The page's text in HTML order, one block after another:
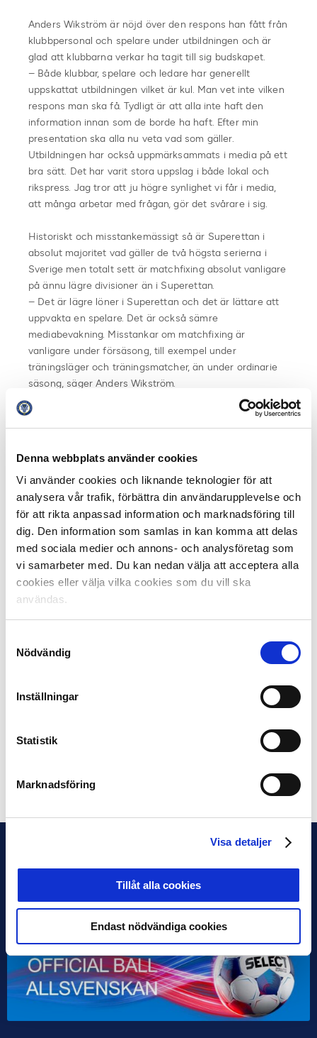
Denna webbplats använder cookies
Vi använder cookies och liknande teknologier för att
analysera vår trafik, förbättra din användarupplevelse och
för att rikta anpassad information och marknadsföring till
dig. Den information som samlas in kan komma att delas
med sociala medier och annons- och analysföretag som
vi samarbeter med. Du kan nedan välja att acceptera alla
cookies eller välja vilka cookies som du vill ska
användas.
Nödvändig
Inställningar
Statistik
Marknadsföring
Visa detaljer
Tillåt alla cookies
Endast nödvändiga cookies
Anders Wikström är nöjd över den respons han fått från
klubbpersonal och spelare under utbildningen och är
glad att klubbarna verkar ha tagit till sig budskapet.
– Både klubbar, spelare och ledare har generellt
uppskattat utbildningen vilket är kul. Man vet inte vilken
respons man ska få. Tydligt är att alla inte haft den
information innan som de borde ha haft. Efter min
presentation ska alla nu veta vad som gäller.
Utbildningen har också uppmärksammats i media på ett
bra sätt. Det har varit stora uppslag i både lokal och
rikspress. Jag tror att ju högre synlighet vi får i media,
att många arbetar med frågan, gör det svårare i sig.
Historiskt och misstankemässigt så är Superettan i
absolut majoritet vad gäller de två högsta serierna i
Sverige men totalt sett är matchfixing absolut vanligare
på ännu lägre divisioner än i Superettan.
– Det är lägre löner i Superettan och det är lättare att
uppvakta en spelare. Det är också sämre
mediabevakning. Misstankar om matchfixing är
vanligare under försäsong, till exempel under
träningsläger och träningsmatcher, än under ordinarie
säsong, säger Anders Wikström.
Det som gör att vissa matcher blir misstänkta för
matchfixing utgår utifrån sportsradar där det finns dels
så handlar det om konstiga oddsrörelser. Onormala
oddsrörelser. På senare tid har man upptäckt större
spelaktivitet från Asien men detta behöver
nödvändigtvis inte betyda att det handlar om
matchfixing.
– Det handlar om att vi spelar elitfotboll även på
somrarna i Sverige. Därför är Sverige en otroligt
intressant spelmarknad. Det är den huvudsakliga
orsaken och därför det omsätts så mycket på svensk
Nolltolerans mot matchfixing
Före detta allsvensk spelare resurs mot matchfixing
”Alla vet någon som haft problem”
Dela på Facebook Dela på Twitter